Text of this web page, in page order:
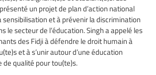
un projet de plan d’action national
sensibilisation et à prévenir la discrimination
le secteur de l’éducation. Singh a appelé les
des Fidji à défendre le droit humain à
et à s’unir autour d’une éducation
de qualité pour tou(te)s.